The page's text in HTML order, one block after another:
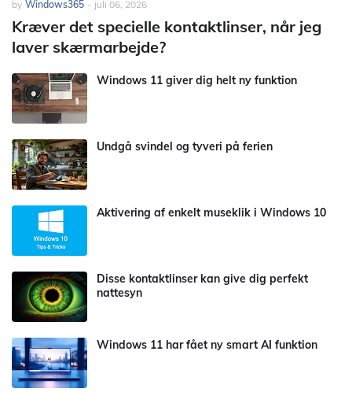
by Windows365 - juli 06, 2026
Kræver det specielle kontaktlinser, når jeg
laver skærmarbejde?
Windows 11 giver dig helt ny funktion
Undgå svindel og tyveri på ferien
Aktivering af enkelt museklik i Windows 10
Disse kontaktlinser kan give dig perfekt
nattesyn
Windows 11 har fået ny smart AI funktion